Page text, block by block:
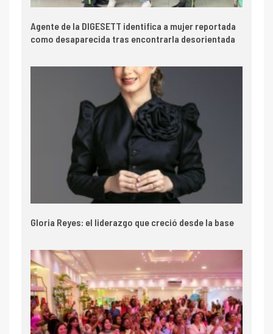
Agente de la DIGESETT identifica a mujer reportada
como desaparecida tras encontrarla desorientada
Gloria Reyes: el liderazgo que creció desde la base